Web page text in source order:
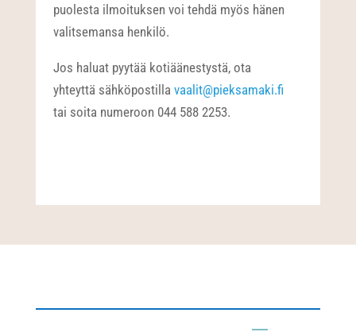
puolesta ilmoituksen voi tehdä myös hänen
valitsemansa henkilö.
Jos haluat pyytää kotiäänestystä, ota
yhteyttä sähköpostillavaalit@pieksamaki.fi
tai soita numeroon 044 588 2253.